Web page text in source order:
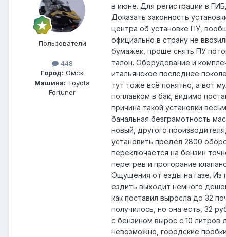
Пользователи
448
Город: Омск
Машина: Toyota
Fortuner
в июне. Для регистрации в
Доказать законность
центра об установке ПУ,
официально в страну не
бумажек, проще снять ПУ
талон. Оборудование и
итальянское последнее
тут тоже всё понятно, а вот
поплавком в бак, видимо
причина такой установки
банальная безграмотность
новый, другого
установить предел 2800
переключается на бензин
перегрев и прогорание
Ощущения от езды на газе. Из
ездить выходит немного
как поставил выросла до 32
получилось, но она есть, 32
с бензином вырос с 10 литров
невозможно, городские